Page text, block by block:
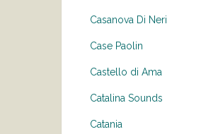
Casanova Di Neri
Case Paolin
Castello di Ama
Catalina Sounds
Catania